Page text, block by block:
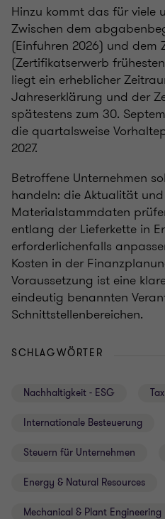
Hinzu kommt das für viele
Zwischen dem
(Einfuhren 2026) und
(Zertifikatserwerb
liegt ein erheblicher
Jahreserklärung und der
spätestens zum 30.
die quartalsweise
2027.
Betroffene Unternehmen
handeln: die Aktualität
Materialstammdaten
entlang der Lieferkette in
erforderlichenfalls
Kosten in der
Voraussetzung ist eine
eindeutig benannten
Schnittstellenbereichen.
SCHLAGWÖRTER
Nachhaltigkeit - ESG Tax
Internationale Besteuerung
Steuern für Unternehmen
Energy & Natural Resources
Mechanical & Plant Engineering